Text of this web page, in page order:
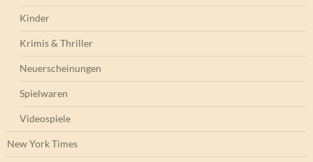
Kinder
Krimis & Thriller
Neuerscheinungen
Spielwaren
Videospiele
New York Times